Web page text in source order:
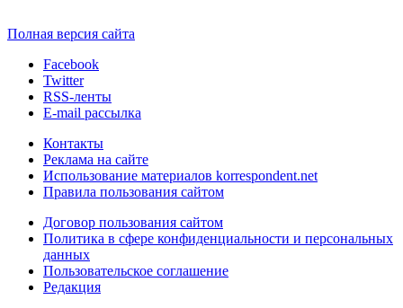
Полная версия сайта
Facebook
Twitter
RSS-ленты
E-mail рассылка
Контакты
Реклама на сайте
Использование материалов korrespondent.net
Правила пользования сайтом
Договор пользования сайтом
Политика в сфере конфиденциальности и персональных
данных
Пользовательское соглашение
Редакция